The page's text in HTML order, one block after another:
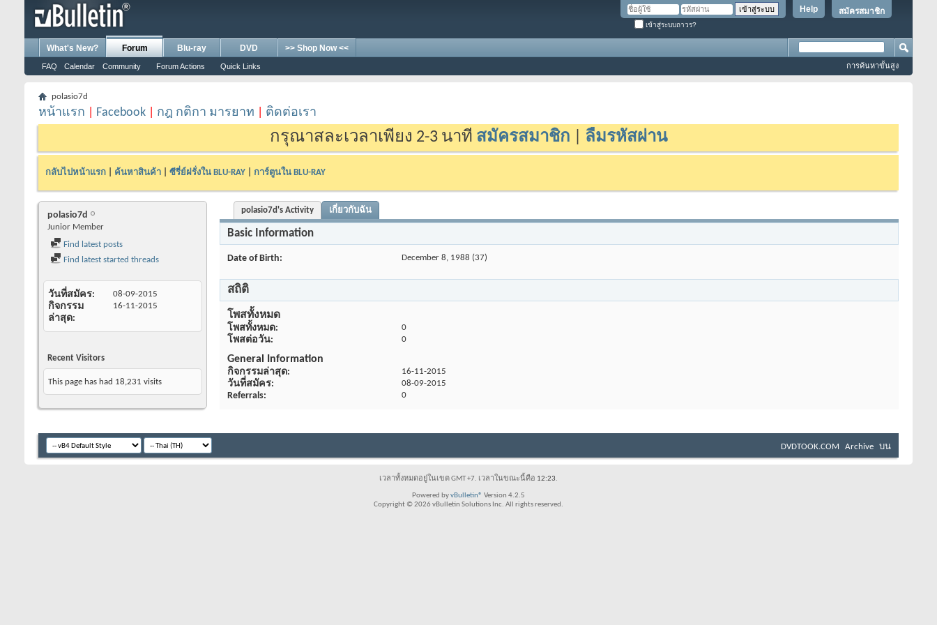
สมัครสมาชิก
Help
เข้าสู่ระบบถาวร?
What's New? Forum
FAQ Calendar Community Forum Actions Quick Links
Blu-ray DVD >> Shop Now <<
การค้นหาขั้นสูง
polasio7d
หน้าแรก Facebook กฎ กติกา มารยาท ติดต่อเรา
กรุณาสละเวลาเพียง 2-3 นาที สมัครสมาชิก ลืมรหัสผ่าน
กลับไปหน้าแรก ค้นหาสินค้า ซีรี่ย์ฝรั่งใน BLU-RAY การ์ตูนใน BLU-RAY
polasio7d
Junior Member
Find latest posts
Find latest started threads
วันที่สมัคร 08-09-2015
กิจกรรม
ล่าสุด
16-11-2015
Recent Visitors
This page has had 18,231 visits
polasio7d's Activity เกี่ยวกับฉัน
Basic Information
Date of Birth December 8, 1988 (37)
สถิติ
โพสทั้งหมด
โพสทั้งหมด 0
โพสต่อวัน 0
General Information
กิจกรรมล่าสุด 16-11-2015
วันที่สมัคร 08-09-2015
Referrals 0
DVDTOOK.COM Archive บน
เวลาทั้งหมดอยู่ในเขต GMT +7. เวลาในขณะนี้คือ 12:23.
Powered byvBulletin® Version 4.2.5
Copyright © 2026 vBulletin Solutions Inc. All rights reserved.